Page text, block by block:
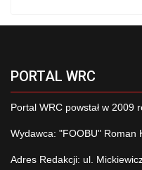
PORTAL WRC
Portal WRC powstał w 2009
Wydawca: "FOOBU" Roman
Adres Redakcji: ul.